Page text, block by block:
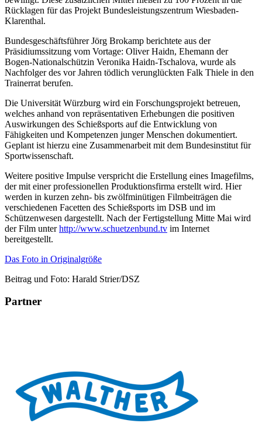
Rücklagen für das Projekt Bundesleistungszentrum Wiesbaden-
Klarenthal.
Bundesgeschäftsführer Jörg Brokamp berichtete aus der
Präsidiumssitzung vom Vortage: Oliver Haidn, Ehemann der
Bogen-Nationalschützin Veronika Haidn-Tschalova, wurde als
Nachfolger des vor Jahren tödlich verunglückten Falk Thiele in den
Trainerrat berufen.
Die Universität Würzburg wird ein Forschungsprojekt betreuen,
welches anhand von repräsentativen Erhebungen die positiven
Auswirkungen des Schießsports auf die Entwicklung von
Fähigkeiten und Kompetenzen junger Menschen dokumentiert.
Geplant ist hierzu eine Zusammenarbeit mit dem Bundesinstitut für
Sportwissenschaft.
Weitere positive Impulse verspricht die Erstellung eines Imagefilms,
der mit einer professionellen Produktionsfirma erstellt wird. Hier
werden in kurzen zehn- bis zwölfminütigen Filmbeiträgen die
verschiedenen Facetten des Schießsports im DSB und im
Schützenwesen dargestellt. Nach der Fertigstellung Mitte Mai wird
der Film unterhttp://www.schuetzenbund.tv im Internet
bereitgestellt.
Das Foto in Originalgröße
Beitrag und Foto: Harald Strier/DSZ
Partner